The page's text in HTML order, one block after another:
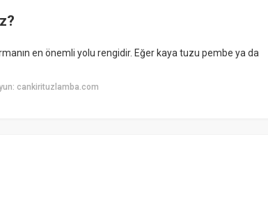
en önemli yolu rengidir. Eğer kaya tuzu pembe ya da
cankirituzlamba.com